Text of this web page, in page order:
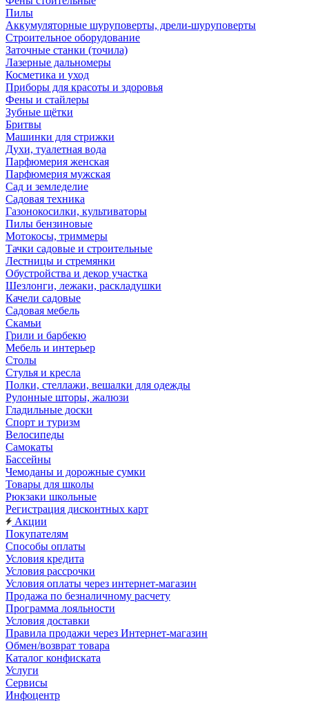
Пилы
Аккумуляторные шуруповерты, дрели-шуруповерты
Строительное оборудование
Заточные станки (точила)
Лазерные дальномеры
Косметика и уход
Приборы для красоты и здоровья
Фены и стайлеры
Зубные щётки
Бритвы
Машинки для стрижки
Духи, туалетная вода
Парфюмерия женская
Парфюмерия мужская
Сад и земледелие
Садовая техника
Газонокосилки, культиваторы
Пилы бензиновые
Мотокосы, триммеры
Тачки садовые и строительные
Лестницы и стремянки
Обустройства и декор участка
Шезлонги, лежаки, раскладушки
Качели садовые
Садовая мебель
Скамьи
Грили и барбекю
Мебель и интерьер
Столы
Стулья и кресла
Полки, стеллажи, вешалки для одежды
Рулонные шторы, жалюзи
Гладильные доски
Спорт и туризм
Велосипеды
Самокаты
Бассейны
Чемоданы и дорожные сумки
Товары для школы
Рюкзаки школьные
Регистрация дисконтных карт
Акции
Покупателям
Способы оплаты
Условия кредита
Условия рассрочки
Условия оплаты через интернет-магазин
Продажа по безналичному расчету
Программа лояльности
Условия доставки
Правила продажи через Интернет-магазин
Обмен/возврат товара
Каталог конфиската
Услуги
Сервисы
Инфоцентр